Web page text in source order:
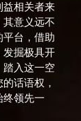
益相关者来
意义远不
台，借助
发掘极具开
踏入这一空
话语权，
终领先一